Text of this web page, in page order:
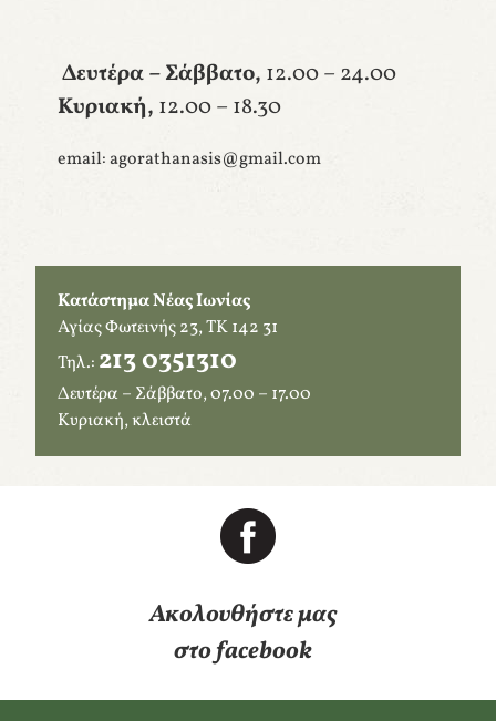
Δευτέρα – Σάββατο, 12.00 – 24.00
Κυριακή, 12.00 – 18.30
email: agorathanasis@gmail.com
Κατάστημα Νέας Ιωνίας
Αγίας Φωτεινής 23, ΤΚ 142 31
Τηλ.: 213 0351310
Δευτέρα – Σάββατο, 07.00 – 17.00
Κυριακή, κλειστά
Ακολουθήστε μας
​​​​​​​στο facebook